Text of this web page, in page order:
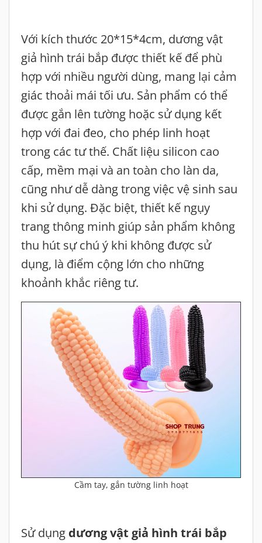
Với kích thước 20*15*4cm, dương vật
giả hình trái bắp được thiết kế để phù
hợp với nhiều người dùng, mang lại cảm
giác thoải mái tối ưu. Sản phẩm có thể
được gắn lên tường hoặc sử dụng kết
hợp với đai đeo, cho phép linh hoạt
trong các tư thế. Chất liệu silicon cao
cấp, mềm mại và an toàn cho làn da,
cũng như dễ dàng trong việc vệ sinh sau
khi sử dụng. Đặc biệt, thiết kế ngụy
trang thông minh giúp sản phẩm không
thu hút sự chú ý khi không được sử
dụng, là điểm cộng lớn cho những
khoảnh khắc riêng tư.
Cầm tay, gắn tường linh hoạt
Sử dụng dương vật giả hình trái bắp